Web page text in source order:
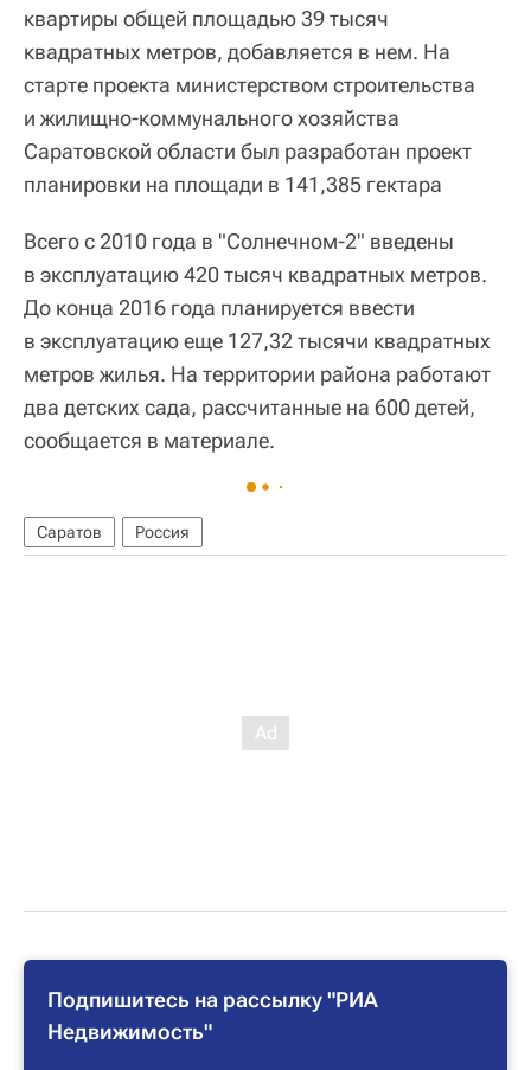
квартиры общей площадью 39 тысяч
квадратных метров, добавляется в нем. На
старте проекта министерством строительства
и жилищно-коммунального хозяйства
Саратовской области был разработан проект
планировки на площади в 141,385 гектара
Всего с 2010 года в "Солнечном-2" введены
в эксплуатацию 420 тысяч квадратных метров.
До конца 2016 года планируется ввести
в эксплуатацию еще 127,32 тысячи квадратных
метров жилья. На территории района работают
два детских сада, рассчитанные на 600 детей,
сообщается в материале.
Саратов Россия
Подпишитесь на рассылку "РИА
Недвижимость"